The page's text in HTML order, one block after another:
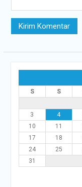
S S
3
4
10
11
17
18
24
25
31